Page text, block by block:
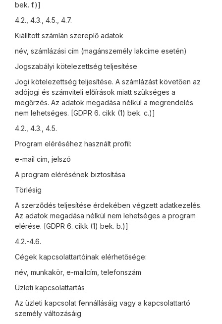
bek. f.)]
4.2., 4.3., 4.5., 4.7.
Kiállított számlán szereplő adatok
név, számlázási cím (magánszemély lakcíme esetén)
Jogszabályi kötelezettség teljesítése
Jogi kötelezettség teljesítése. A számlázást követően az
adójogi és számviteli előírások miatt szükséges a
megőrzés. Az adatok megadása nélkül a megrendelés
nem lehetséges. [GDPR 6. cikk (1) bek. c.)]
4.2., 4.3., 4.5.
Program eléréséhez használt profil:
e-mail cím, jelszó
A program elérésének biztosítása
Törlésig
A szerződés teljesítése érdekében végzett adatkezelés.
Az adatok megadása nélkül nem lehetséges a program
elérése. [GDPR 6. cikk (1) bek. b.)]
4.2.-4.6.
Cégek kapcsolattartóinak elérhetősége:
név, munkakör, e-mailcím, telefonszám
Üzleti kapcsolattartás
Az üzleti kapcsolat fennállásáig vagy a kapcsolattartó
személy változásáig